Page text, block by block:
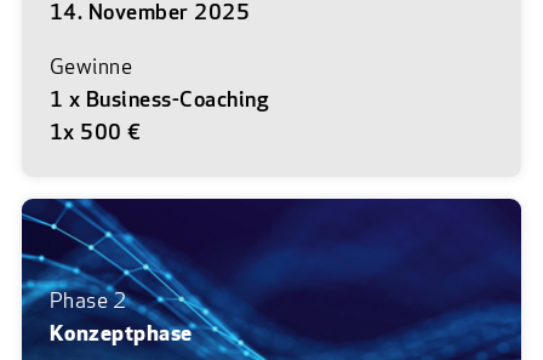
14. November 2025
Gewinne
1 x Business-Coaching
1x 500 €
Phase 2
Konzeptphase